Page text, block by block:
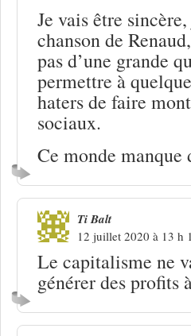
Je vais être
chanson de
pas d’une grande
permettre à
haters de faire
sociaux.
Ce monde manque
Ti Balt
12 juillet 2020 à 13 h
Le capitalisme ne
générer des profits